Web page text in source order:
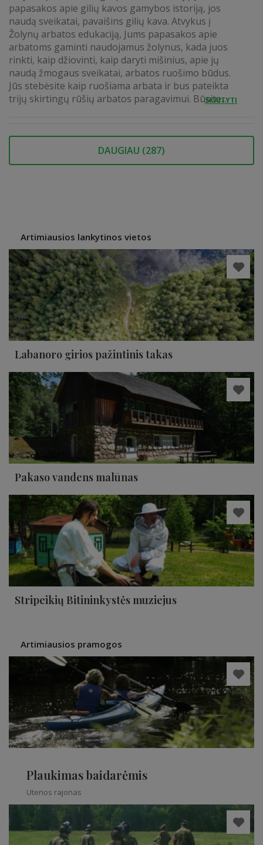
papasakos apie gilių kavos gamybos istoriją, jos
naudą sveikatai, pavaišins gilių kava. Atvykus į
Žolynų arbatos edukaciją, Jums papasakos apie
arbatoms gaminti naudojamus žolynus, kada juos
rinkti, kaip džiovinti, kaip daryti mišinius, apie jų
naudą žmogaus sveikatai, arbatos ruošimo būdus.
Jūs stebėsite kaip ruošiama arbata ir bus pateikta
trijų skirtingų rūšių arbatos paragavimui. Būsite...
SKAITYTI
DAUGIAU (287)
Artimiausios lankytinos vietos
Labanoro girios pažintinis takas
Pakaso vandens malūnas
Stripeikių Bitininkystės muziejus
Artimiausios pramogos
Plaukimas baidarėmis
Utenos rajonas